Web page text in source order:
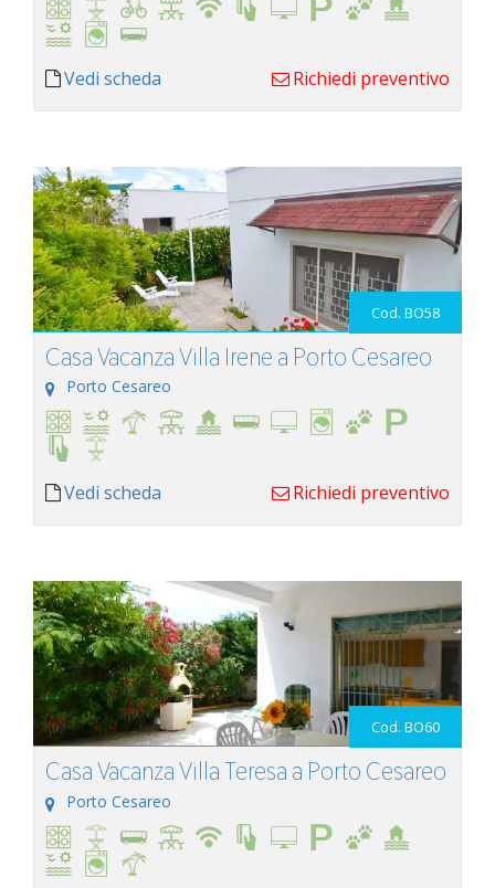
Vedi scheda Richiedi preventivo
Cod. BO58
Casa Vacanza Villa Irene a Porto Cesareo
Porto Cesareo
Vedi scheda Richiedi preventivo
Cod. BO60
Casa Vacanza Villa Teresa a Porto Cesareo
Porto Cesareo